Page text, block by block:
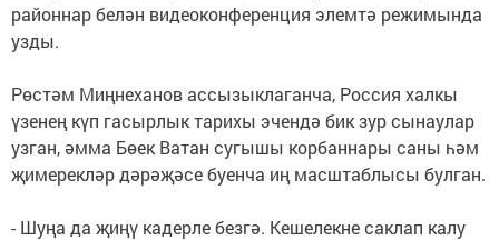
районнар белән видеоконференция элемтә режимында
узды.
Рөстәм Миңнеханов ассызыклаганча, Россия халкы
үзенең күп гасырлык тарихы эчендә бик зур сынаулар
узган, әмма Бөек Ватан сугышы корбаннары саны һәм
җимерекләр дәрәҗәсе буенча иң масштаблысы булган.
- Шуңа да җиңү кадерле безгә. Кешелекне саклап калу